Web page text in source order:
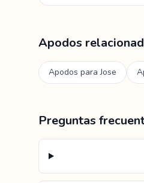
Apodos
Apodos paraJose
Preguntas